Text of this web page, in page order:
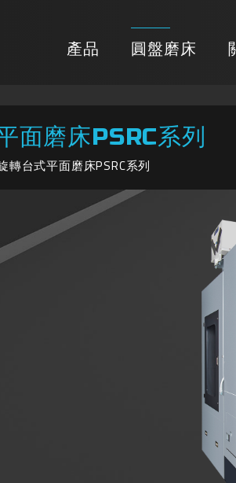
產品 圓盤磨床
面磨床PSRC系列
轉台式平面磨床PSRC系列